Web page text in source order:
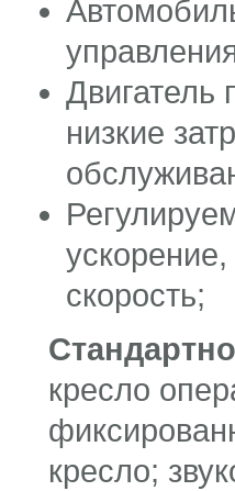
Двигатель
низкие
скорость;
кресло
кресло;